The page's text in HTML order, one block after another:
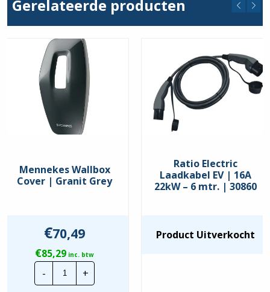
Gerelateerde producten
Mennekes Wallbox
Cover | Granit Grey
€70,49
€85,29 inc. btw
-
Mennekes
Wallbox
Cover
+
Ratio Electric
Laadkabel EV | 16A
22kW – 6 mtr. | 30860
Product Uitverkocht